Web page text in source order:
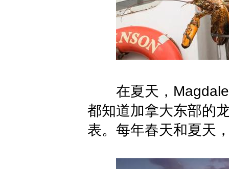
在夏天，
都知道加拿大东部的
表。每年春天和夏天